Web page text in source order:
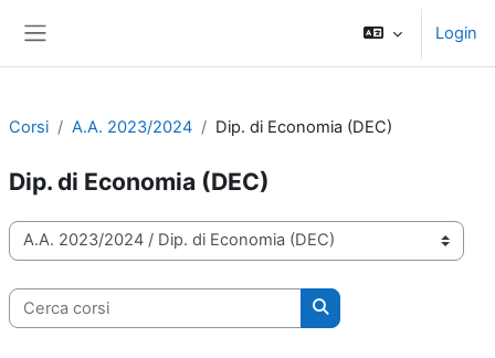
Login
Corsi A.A. 2023/2024 Dip. di Economia (DEC)
Dip. di Economia (DEC)
Categorie di corso
Cerca corsi
Cerca corsi